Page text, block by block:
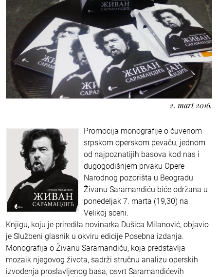
2. mart 2016.
Promocija monografije o čuvenom
srpskom operskom pevaču, jednom
od najpoznatijih basova kod nas i
dugogodišnjem prvaku Opere
Narodnog pozorišta u Beogradu
Živanu Saramandiću biće održana u
ponedeljak 7. marta (19,30) na
Velikoj sceni.
Knjigu, koju je priredila novinarka Dušica Milanović, objavio
je Službeni glasnik u okviru edicije Posebna izdanja.
Monografija o Živanu Saramandiću, koja predstavlja
mozaik njegovog života, sadrži stručnu analizu operskih
izvođenja proslavljenog basa, osvrt Saramandićevih